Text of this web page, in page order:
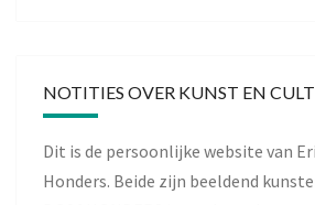
NOTITIES OVER KUNST EN
Dit is de persoonlijke website van
Honders. Beide zijn beeldend